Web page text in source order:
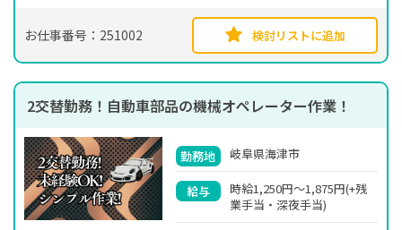
お仕事番号：251002 検討リストに追加
2交替勤務！自動車部品の機械オペレーター作業！
勤務地 岐阜県海津市
給与
時給1,250円～1,875円(+残
業手当・深夜手当)